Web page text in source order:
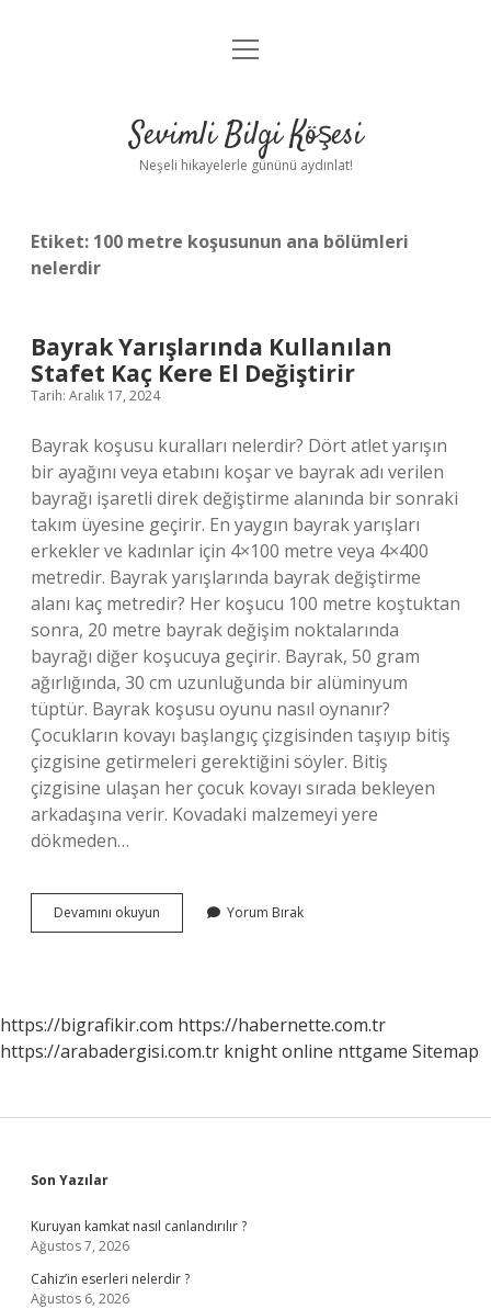
Anasayfa
Yasal Uyarı
menüyü
Sevimli Bilgi Köşesi
Neşeli hikayelerle gününü aydınlat!
Etiket: 100 metre koşusunun ana bölümleri
nelerdir
Bayrak Yarışlarında Kullanılan
Stafet Kaç Kere El Değiştirir
Tarih: Aralık 17, 2024
Bayrak koşusu kuralları nelerdir? Dört atlet yarışın
bir ayağını veya etabını koşar ve bayrak adı verilen
bayrağı işaretli direk değiştirme alanında bir sonraki
takım üyesine geçirir. En yaygın bayrak yarışları
erkekler ve kadınlar için 4×100 metre veya 4×400
metredir. Bayrak yarışlarında bayrak değiştirme
alanı kaç metredir? Her koşucu 100 metre koştuktan
sonra, 20 metre bayrak değişim noktalarında
bayrağı diğer koşucuya geçirir. Bayrak, 50 gram
ağırlığında, 30 cm uzunluğunda bir alüminyum
tüptür. Bayrak koşusu oyunu nasıl oynanır?
Çocukların kovayı başlangıç ​​çizgisinden taşıyıp bitiş
çizgisine getirmeleri gerektiğini söyler. Bitiş
çizgisine ulaşan her çocuk kovayı sırada bekleyen
arkadaşına verir. Kovadaki malzemeyi yere
dökmeden…
Devamını okuyun
Yarışlarında
El
Değiştirir
Yorum Bırak
https://bigrafikir.com https://habernette.com.tr
https://arabadergisi.com.tr knight online nttgame Sitemap
Sidebar
Son Yazılar
Kuruyan kamkat nasıl canlandırılır ?
Ağustos 7, 2026
Cahiz’in eserleri nelerdir ?
Ağustos 6, 2026